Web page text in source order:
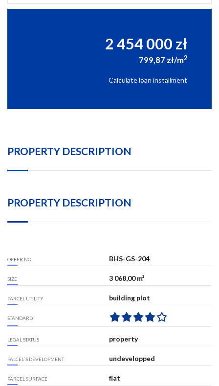
2 454 000 zł
799,87 zł/m2
Calculate loan installment
PROPERTY DESCRIPTION
PROPERTY DESCRIPTION
OFFER NO. BHS-GS-204
SIZE 3 068,00 m²
PARCEL UTILITY building plot
STANDARD
LEGAL STATUS property
PALCEL`S DEVELOPMENT undevelopped
PARCEL SURFACE flat